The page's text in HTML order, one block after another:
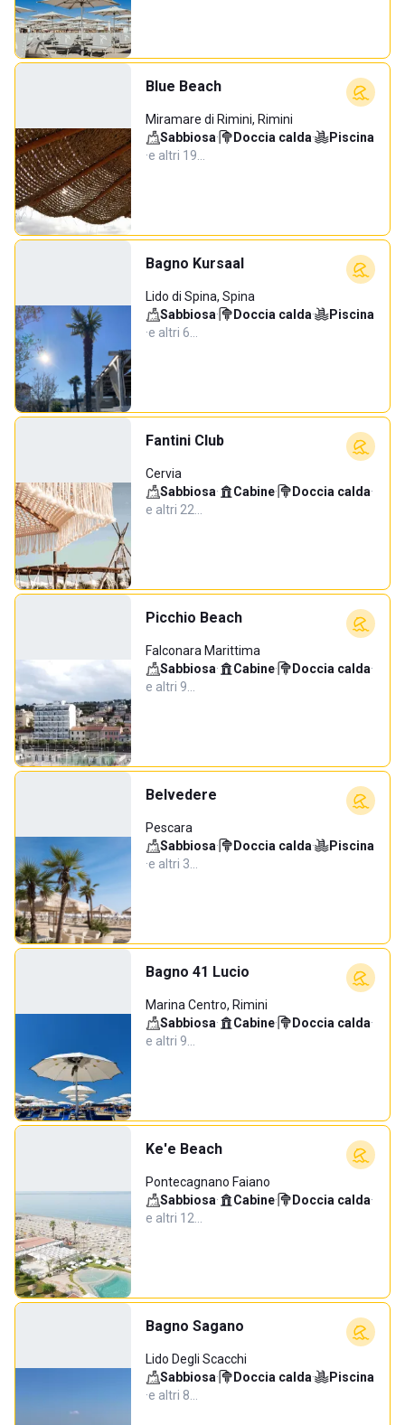
Blue Beach
Miramare di Rimini, Rimini
Sabbiosa· Doccia calda·
Piscina
·e altri 19…
Bagno Kursaal
Lido di Spina, Spina
Sabbiosa· Doccia calda·
Piscina
·e altri 6…
Fantini Club
Cervia
Sabbiosa· Cabine· Doccia calda·
e altri 22…
Picchio Beach
Falconara Marittima
Sabbiosa· Cabine· Doccia calda·
e altri 9…
Belvedere
Pescara
Sabbiosa· Doccia calda·
Piscina
·e altri 3…
Bagno 41 Lucio
Marina Centro, Rimini
Sabbiosa· Cabine· Doccia calda·
e altri 9…
Ke'e Beach
Pontecagnano Faiano
Sabbiosa· Cabine· Doccia calda·
e altri 12…
Bagno Sagano
Lido Degli Scacchi
Sabbiosa· Doccia calda·
Piscina
·e altri 8…